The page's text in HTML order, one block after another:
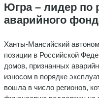
Югра – лидер по
аварийного
Ханты-Мансийский
позиции в Российской
домов, признанных
износом в порядке
вошла в число регионов,